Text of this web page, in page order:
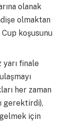
olanak
olmaktan
Cup koşusunu
yarı finale
her zaman
gerektirdi),
için